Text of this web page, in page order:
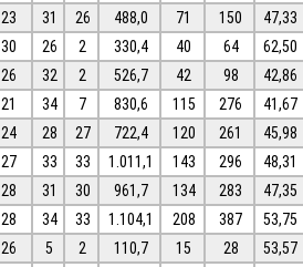
23 31 26 488,0 71 150
47,33
30 26 2 330,4 40 64
62,50
26 32 2 526,7 42 98
42,86
21 34 7 830,6 115 276
41,67
24 28 27 722,4 120 261
45,98
27 33 33 1.011,1 143 296
48,31
28 31 30 961,7 134 283
47,35
28 34 33 1.104,1 208 387
53,75
26 5 2 110,7 15 28 53,57